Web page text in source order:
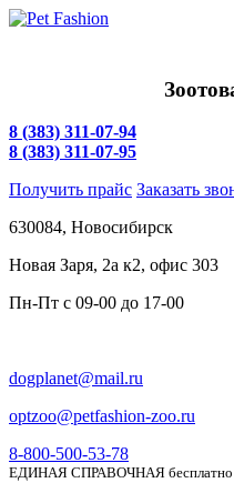
8 (383) 311-07-94
8 (383) 311-07-95
Получить прайс Заказать
630084, Новосибирск
Новая Заря, 2а к2, офис 303
Пн-Пт c 09-00 до 17-00
dogplanet@mail.ru
optzoo@petfashion-zoo.ru
8-800-500-53-78
ЕДИНАЯ СПРАВОЧНАЯ бесплатно